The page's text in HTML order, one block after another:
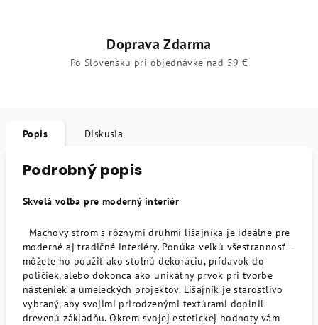
Doprava Zdarma
Po Slovensku pri objednávke nad 59 €
Popis Diskusia
Podrobný popis
Skvelá voľba pre moderný interiér
Machový strom s rôznymi druhmi lišajníka je ideálne pre
moderné aj tradičné interiéry. Ponúka veľkú všestrannosť –
môžete ho použiť ako stolnú dekoráciu, prídavok do
poličiek, alebo dokonca ako unikátny prvok pri tvorbe
násteniek a umeleckých projektov. Lišajník je starostlivo
vybraný, aby svojimi prirodzenými textúrami doplnil
drevenú základňu. Okrem svojej estetickej hodnoty vám